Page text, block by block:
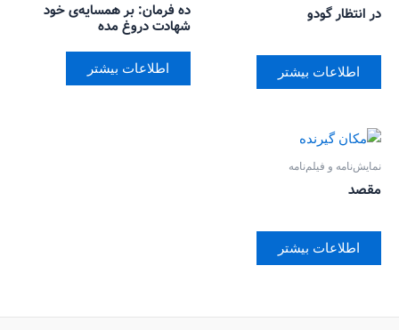
در انتظار گودو
اطلاعات بیشتر
ده فرمان: بر همسایه‌ی خود
شهادت دروغ مده
اطلاعات بیشتر
نمایش‌نامه و فیلم‌نامه
مقصد
اطلاعات بیشتر